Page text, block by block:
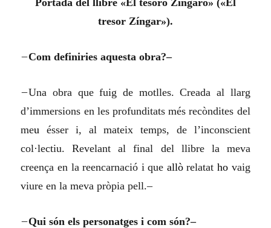
tresor Zíngar»).
–Com definiries aquesta obra?–
–Una obra que fuig de motlles. Creada al llarg
d’immersions en les profunditats més recòndites del
meu ésser i, al mateix temps, de l’inconscient
col·lectiu. Revelant al final del llibre la meva
creença en la reencarnació i que allòrelatat ho vaig
viure en la meva pròpia pell.–
–Qui són els personatges i com són?–